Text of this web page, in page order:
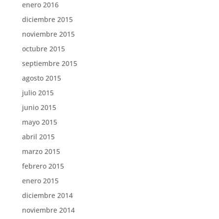
enero 2016
diciembre 2015
noviembre 2015
octubre 2015
septiembre 2015
agosto 2015
julio 2015
junio 2015
mayo 2015
abril 2015
marzo 2015
febrero 2015
enero 2015
diciembre 2014
noviembre 2014